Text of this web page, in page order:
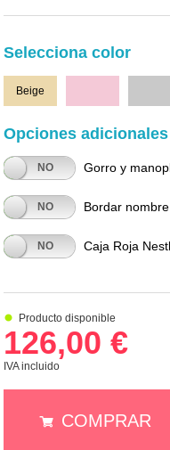
Selecciona color
Beige
Opciones adicionales
NO Gorro y
NO Bordar
NO Caja Roja
Producto disponible
126,00 €
IVA incluido
COMPRAR